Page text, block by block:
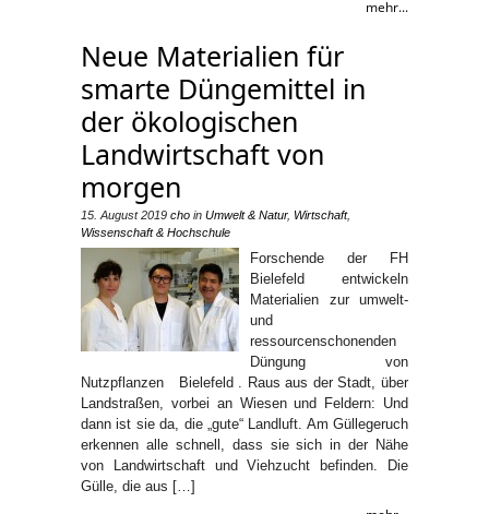
mehr...
Neue Materialien für
smarte Düngemittel in
der ökologischen
Landwirtschaft von
morgen
15. August 2019 cho in Umwelt & Natur, Wirtschaft,
Wissenschaft & Hochschule
Forschende der FH
Bielefeld entwickeln
Materialien zur umwelt-
und
ressourcenschonenden
Düngung von
Nutzpflanzen Bielefeld . Raus aus der Stadt, über
Landstraßen, vorbei an Wiesen und Feldern: Und
dann ist sie da, die „gute“ Landluft. Am Güllegeruch
erkennen alle schnell, dass sie sich in der Nähe
von Landwirtschaft und Viehzucht befinden. Die
Gülle, die aus […]